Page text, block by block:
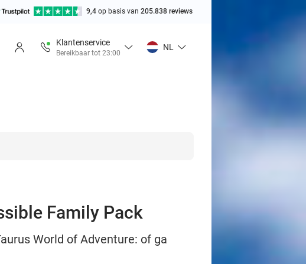
9,4 op basis van 205.838 reviews
Klantenservice
Bereikbaar tot 23:00
NL
Family Pack
World of Adventure: of ga